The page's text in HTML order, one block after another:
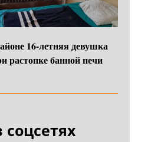
16‑летняя девушка
растопке банной печи